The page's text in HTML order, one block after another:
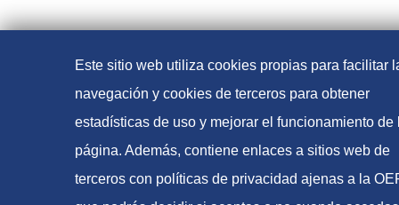
Este sitio web utiliza cookies propias para facilitar
navegación y cookies de terceros para obtener
estadísticas de uso y mejorar el funcionamiento de
página. Además, contiene enlaces a sitios web de
terceros con políticas de privacidad ajenas a la